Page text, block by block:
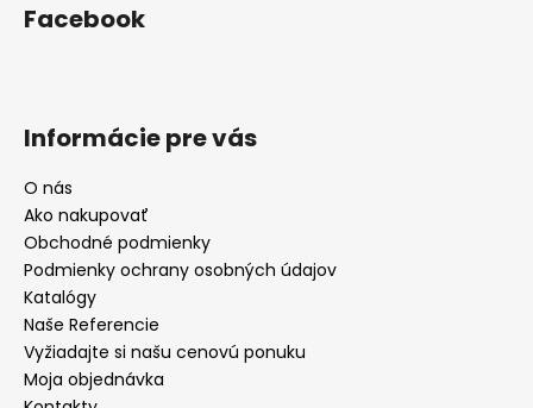
Facebook
Informácie pre vás
O nás
Ako nakupovať
Obchodné podmienky
Podmienky ochrany osobných údajov
Katalógy
Naše Referencie
Vyžiadajte si našu cenovú ponuku
Moja objednávka